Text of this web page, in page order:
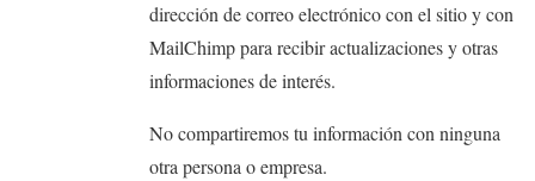
dirección de correo electrónico con el sitio y con
MailChimp para recibir actualizaciones y otras
informaciones de interés.
No compartiremos tu información con ninguna
otra persona o empresa.